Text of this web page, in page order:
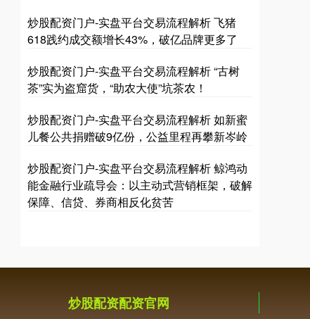
国债指数 229.69 +0.09
炒股配资门户-实盘平台交易流程解析 飞猪
618践约成交额增长43%，破亿品牌更多了
炒股配资门户-实盘平台交易流程解析 “古树
茶”实为盗窟货，“助农大使”坑茶农！
炒股配资门户-实盘平台交易流程解析 如新蜜
儿餐公共捐赠破9亿份，公益里程再攀新岑岭
炒股配资门户-实盘平台交易流程解析 鲸鸿动
能金融行业疏导会：以主动式营销框架，破解
保障、信贷、券商相反化贫苦
炒股配资配资官网